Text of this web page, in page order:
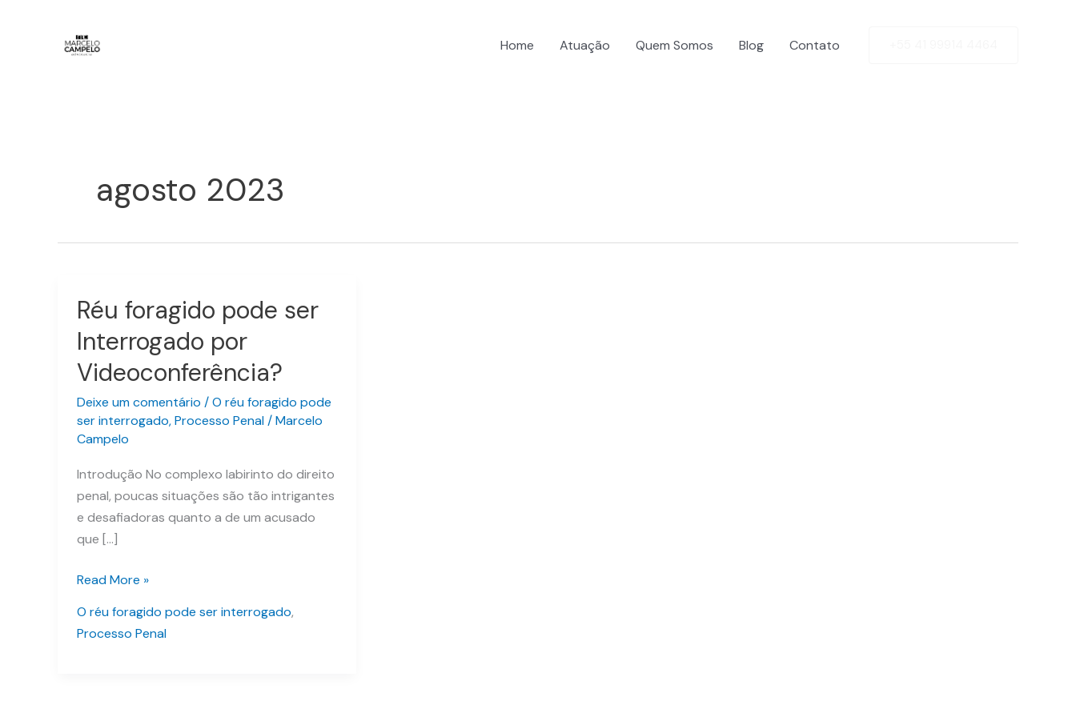
Home Atuação Quem Somos Blog Contato
agosto 2023
Réu foragido pode ser
Interrogado por
Videoconferência?
Deixe um comentário /O réu foragido pode
ser interrogado,Processo Penal/Marcelo
Campelo
Introdução No complexo labirinto do direito
penal, poucas situações são tão intrigantes
e desafiadoras quanto a de um acusado
que […]
Réu
pode
ser
Videoconferência?
Read More »
O réu foragido pode ser interrogado,
Processo Penal